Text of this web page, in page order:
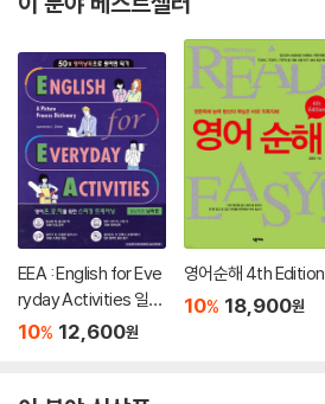
EEA : English for Eve
ryday Activities 일상
표현 낭독편
10% 12,600원
영어순해 4th Edition
10% 18,900원